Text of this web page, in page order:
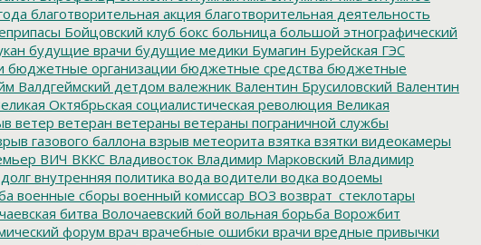
благотворительная акция благотворительная деятельность
Бойцовский клуб бокс больница большой этнографический
будущие врачи будущие медики Бумагин Бурейская ГЭС
бюджетные организации бюджетные средства бюджетные
Валдгеймский детдом валежник Валентин Брусиловский Валентин
Октябрьская социалистическая революция Великая
ветер ветеран ветераны ветераны пограничной службы
газового баллона взрыв метеорита взятка взятки видеокамеры
ВИЧ ВККС Владивосток Владимир Марковский Владимир
внутренняя политика вода водители водка водоемы
военные сборы военный комиссар ВОЗ возврат_стеклотары
битва Волочаевский бой вольная борьба Ворожбит
форум врач врачебные ошибки врачи вредные привычки